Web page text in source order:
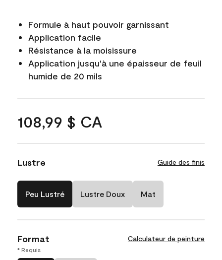
Formule à haut pouvoir garnissant
Application facile
Résistance à la moisissure
Application jusqu'à une épaisseur de feuil
humide de 20 mils
108,99 $ CA
Lustre Guide des finis
Peu Lustré Lustre Doux Mat
Format Calculateur de peinture
* Requis